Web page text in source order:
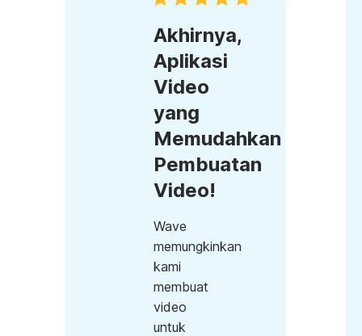
Akhirnya,
Aplikasi
Video
yang
Memudahkan
Pembuatan
Video!
Wave
memungkinkan
kami
membuat
video
untuk